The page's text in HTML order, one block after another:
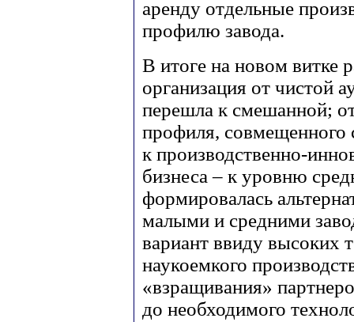
аренду отдельные
профилю завода.
В итоге на новом витке
организация от чистой
перешла к смешанной;
профиля, совмещенного
к производственно-
бизнеса – к уровню
формировалась
малыми и средними
вариант ввиду высоких
наукоемкого
«взращивания»
до необходимого